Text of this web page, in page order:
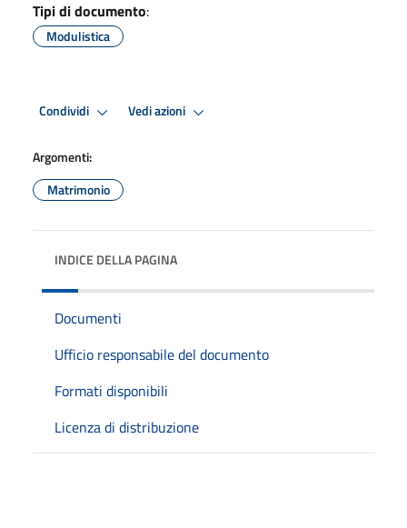
Tipi di documento:
Modulistica
Condividi Vedi azioni
Argomenti:
Matrimonio
INDICE DELLA PAGINA
Documenti
Ufficio responsabile del documento
Formati disponibili
Licenza di distribuzione